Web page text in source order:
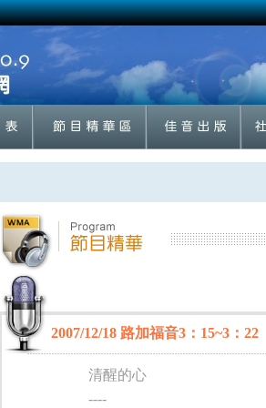
2007/12/18 路加福音3：15~3：22
清醒的心
----